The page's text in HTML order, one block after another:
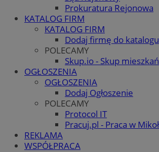
Prokuratura Rejonowa
KATALOG FIRM
KATALOG FIRM
Dodaj firmę do katalogu
POLECAMY
Skup.io - Skup mieszkań
OGŁOSZENIA
OGŁOSZENIA
Dodaj Ogłoszenie
POLECAMY
Protocol IT
Pracuj.pl - Praca w
REKLAMA
WSPÓŁPRACA